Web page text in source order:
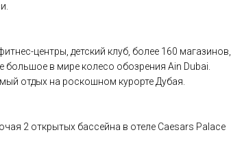
центры, детский клуб, более 160 магазинов,
большое в мире колесо обозрения Ain Dubai.
отдых на роскошном курорте Дубая.
2 открытых бассейна в отеле Caesars Palace